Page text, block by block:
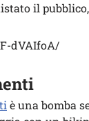
il
dVAIfoA/
è una bomba